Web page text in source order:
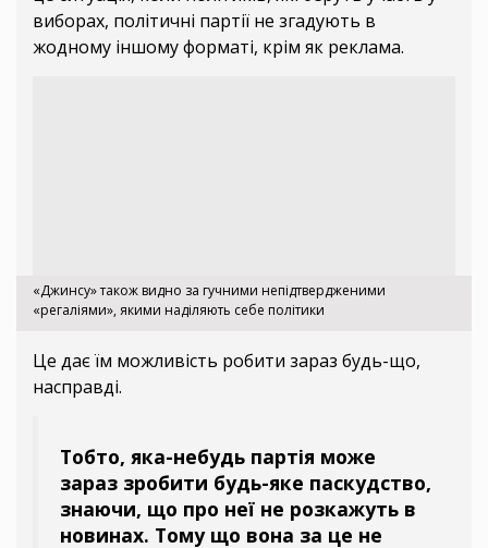
виборах, політичні партії не згадують в
жодному іншому форматі, крім як реклама.
«Джинсу» також видно за гучними непідтвердженими
«регаліями», якими наділяють себе політики
Це дає їм можливість робити зараз будь-що,
насправді.
Тобто, яка-небудь партія може
зараз зробити будь-яке паскудство,
знаючи, що про неї не розкажуть в
новинах. Тому що вона за це не